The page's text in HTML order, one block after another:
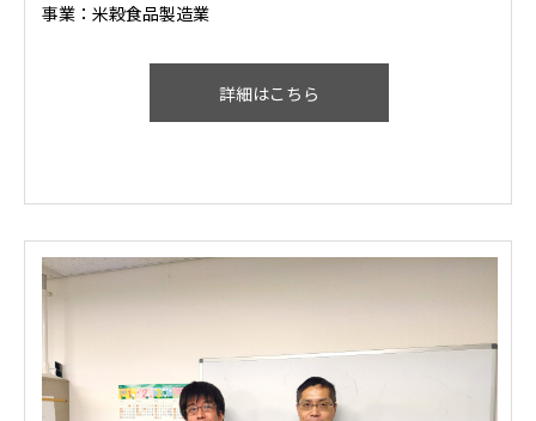
事業：米穀食品製造業
詳細はこちら